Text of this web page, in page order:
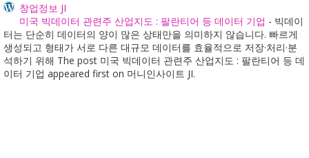
창업정보 JI
미국 빅데이터 관련주 산업지도 : 팔란티어 등 데이터 기업 - 빅데이
터는 단순히 데이터의 양이 많은 상태만을 의미하지 않습니다. 빠르게
생성되고 형태가 서로 다른 대규모 데이터를 효율적으로 저장·처리·분
석하기 위해 The post 미국 빅데이터 관련주 산업지도 : 팔란티어 등 데
이터 기업 appeared first on 머니인사이트 JI.